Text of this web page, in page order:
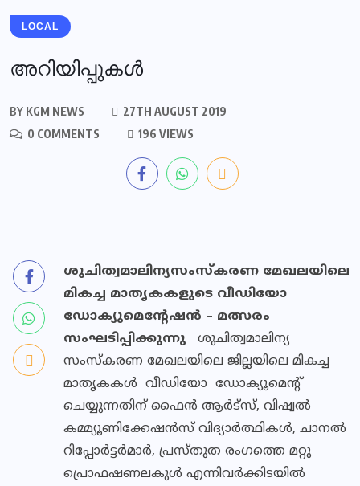
LOCAL
അറിയിപ്പുകള്‍
BY KGM NEWS
27TH AUGUST 2019
0 COMMENTS
196 VIEWS
ശുചിത്വമാലിന്യസംസ്‌കരണ മേഖലയിലെ
മികച്ച മാതൃകകളുടെ വീഡിയോ
ഡോക്യുമെന്റേഷന്‍ – മത്സരം
സംഘടിപ്പിക്കുന്നു ശുചിത്വമാലിന്യ
സംസ്‌കരണ മേഖലയിലെ ജില്ലയിലെ മികച്ച
മാതൃകകള്‍ വീഡിയോ ഡോക്യൂമെന്റ്
ചെയ്യുന്നതിന് ഫൈന്‍ ആര്‍ട്‌സ്, വിഷ്വല്‍
കമ്മ്യൂണിക്കേഷന്‍സ് വിദ്യാര്‍ത്ഥികള്‍, ചാനല്‍
റിപ്പോര്‍ട്ടര്‍മാര്‍, പ്രസ്തുത രംഗത്തെ മറ്റു
പ്രൊഫഷണലകുള്‍ എന്നിവര്‍ക്കിടയില്‍